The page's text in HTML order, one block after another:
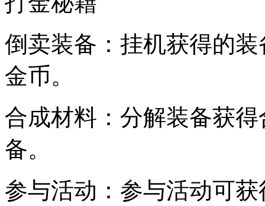
倒卖装备：挂机获得的
金币。
合成材料：分解装备获
备。
参与活动：参与活动可